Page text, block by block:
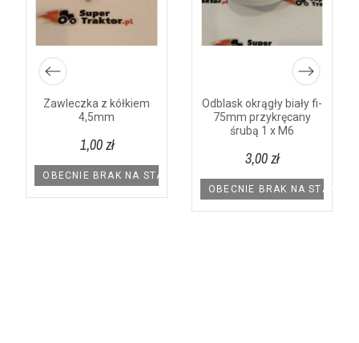
Zawleczka z kółkiem
4,5mm
1,00 zł
OBECNIE BRAK NA STANIE
Odblask okrągły biały fi-
75mm przykręcany
śrubą 1 x M6
3,00 zł
OBECNIE BRAK NA STANIE